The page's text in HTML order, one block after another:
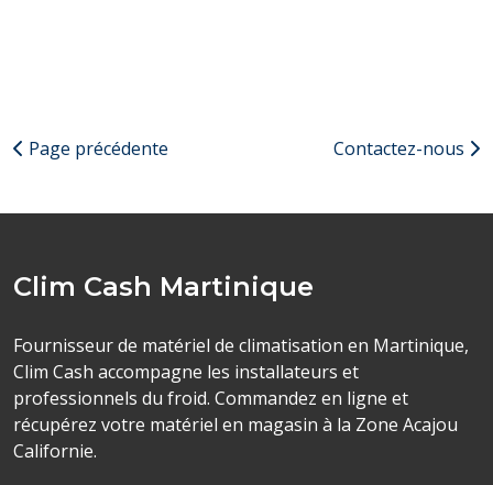
Page précédente Contactez-nous
Clim Cash Martinique
Fournisseur de matériel de climatisation en Martinique,
Clim Cash accompagne les installateurs et
professionnels du froid. Commandez en ligne et
récupérez votre matériel en magasin à la Zone Acajou
Californie.